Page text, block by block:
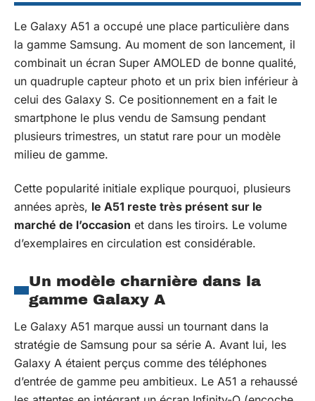
Le Galaxy A51 a occupé une place particulière dans
la gamme Samsung. Au moment de son lancement, il
combinait un écran Super AMOLED de bonne qualité,
un quadruple capteur photo et un prix bien inférieur à
celui des Galaxy S. Ce positionnement en a fait le
smartphone le plus vendu de Samsung pendant
plusieurs trimestres, un statut rare pour un modèle
milieu de gamme.
Cette popularité initiale explique pourquoi, plusieurs
années après, le A51 reste très présent sur le
marché de l’occasion et dans les tiroirs. Le volume
d’exemplaires en circulation est considérable.
Un modèle charnière dans la
gamme Galaxy A
Le Galaxy A51 marque aussi un tournant dans la
stratégie de Samsung pour sa série A. Avant lui, les
Galaxy A étaient perçus comme des téléphones
d’entrée de gamme peu ambitieux. Le A51 a rehaussé